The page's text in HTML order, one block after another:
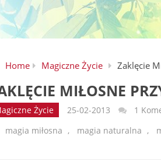
Home Magiczne Życie Zaklęcie
MIŁOSNE
Życie 25-02-2013 1
magia miłosna , magia naturalna ,